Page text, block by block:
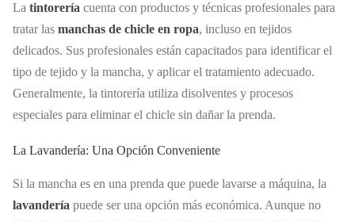
La tintorería cuenta con productos y técnicas profesionales para
tratar las manchas de chicle en ropa, incluso en tejidos
delicados. Sus profesionales están capacitados para identificar el
tipo de tejido y la mancha, y aplicar el tratamiento adecuado.
Generalmente, la tintorería utiliza disolventes y procesos
especiales para eliminar el chicle sin dañar la prenda.
La Lavandería: Una Opción Conveniente
Si la mancha es en una prenda que puede lavarse a máquina, la
lavandería puede ser una opción más económica. Aunque no